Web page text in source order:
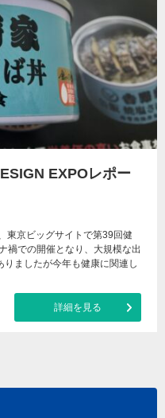
EXPOレポー
東京ビッグサイトで第39回健
禍での開催となり、大規模な出
ましたが今年も健康に関連し
詳細を見る